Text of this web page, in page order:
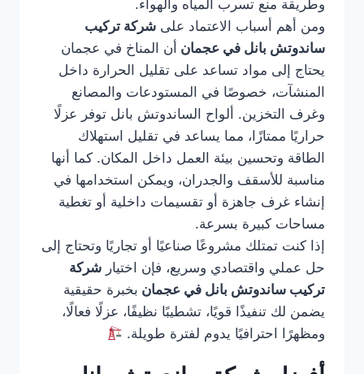
وطريقة منع تسرب المياه والهواء.
ومن أهم أسباب الاعتماد على شركة تركيب
ساندوتش بانل في عجمان أن المناخ في عجمان
يحتاج إلى مواد تساعد على تقليل الحرارة داخل
المنشآت، خصوصًا في المستودعات والمصانع
وغرف التخزين. ألواح الساندوتش بانل توفر عزلًا
حراريًا ممتازًا، مما يساعد في تقليل استهلاك
الطاقة وتحسين بيئة العمل داخل المكان. كما أنها
مناسبة للأسقف والجدران، ويمكن استخدامها في
إنشاء غرف جاهزة أو تقسيمات داخلية أو تغطية
مساحات كبيرة بسرعة.
إذا كنت تمتلك مشروعًا صناعيًا أو تجاريًا وتحتاج إلى
حل عملي واقتصادي وسريع، فإن اختيار شركة
تركيب ساندوتش بانل في عجمان بخبرة حقيقية
يضمن لك تنفيذًا قويًا، تشطيبًا نظيفًا، عزلًا فعالًا،
ومظهرًا احترافيًا يدوم لفترة طويلة.